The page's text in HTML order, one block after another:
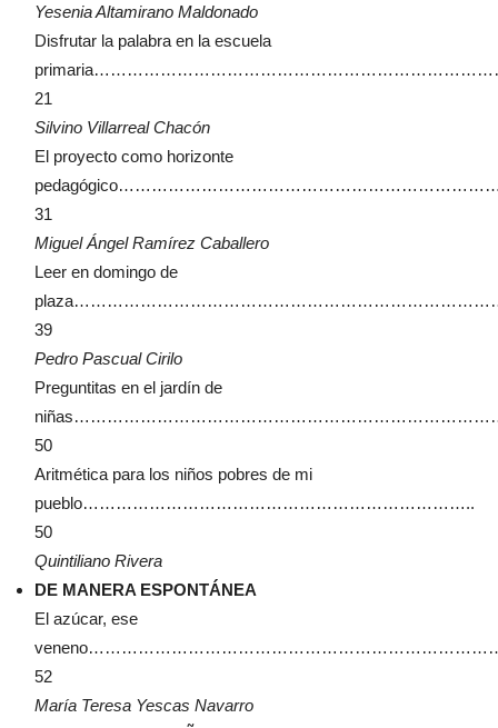
Yesenia Altamirano Maldonado
Disfrutar la palabra en la escuela
21
Silvino Villarreal Chacón
El proyecto como horizonte
31
Miguel Ángel Ramírez Caballero
Leer en domingo de
39
Pedro Pascual Cirilo
Preguntitas en el jardín de
50
Aritmética para los niños pobres de mi
pueblo……………………………………………………………..
50
Quintiliano Rivera
DE MANERA ESPONTÁNEA
El azúcar, ese
52
María Teresa Yescas Navarro